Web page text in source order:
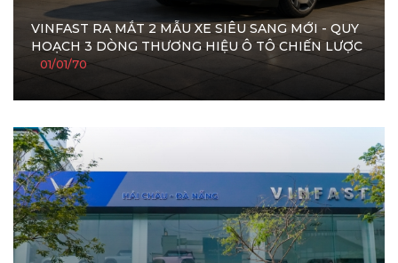
VINFAST RA MẮT 2 MẪU XE SIÊU SANG MỚI - QUY
HOẠCH 3 DÒNG THƯƠNG HIỆU Ô TÔ CHIẾN LƯỢC
01/01/70